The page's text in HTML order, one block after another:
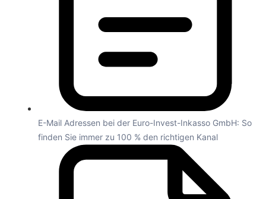
E-Mail Adressen bei der Euro-Invest-Inkasso GmbH: So
finden Sie immer zu 100 % den richtigen Kanal